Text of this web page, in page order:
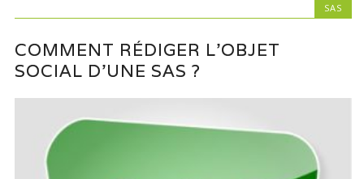
SAS
COMMENT RÉDIGER L’OBJET
SOCIAL D’UNE SAS ?